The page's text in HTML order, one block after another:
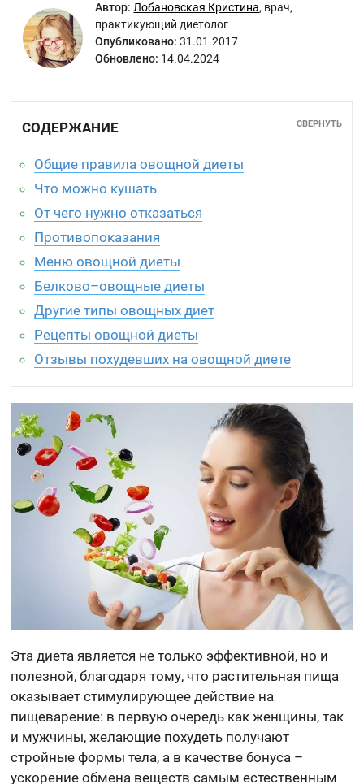
Автор: Лобановская Кристина, врач,
практикующий диетолог
Опубликовано: 31.01.2017
Обновлено: 14.04.2024
СОДЕРЖАНИЕ СВЕРНУТЬ
Общие правила овощной диеты
Что можно кушать
От чего нужно отказаться
Противопоказания
Меню овощной диеты
Белково–овощные диеты
Другие типы овощных диет
Рецепты овощной диеты
Отзывы похудевших на овощной диете
Эта диета является не только эффективной, но и
полезной, благодаря тому, что растительная пища
оказывает стимулирующее действие на
пищеварение: в первую очередь как женщины, так
и мужчины, желающие похудеть получают
стройные формы тела, а в качестве бонуса –
ускорение обмена веществ самым естественным